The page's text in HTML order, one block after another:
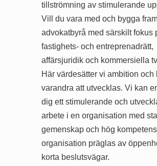
tillströmning av stimulerande
Vill du vara med och bygga
advokatbyrå med särskilt fokus
fastighets- och entreprenadrätt,
affärsjuridik och kommersiella
Här värdesätter vi ambition och
varandra att utvecklas. Vi kan
dig ett stimulerande och
arbete i en organisation med
gemenskap och hög
organisation präglas av
korta beslutsvägar.